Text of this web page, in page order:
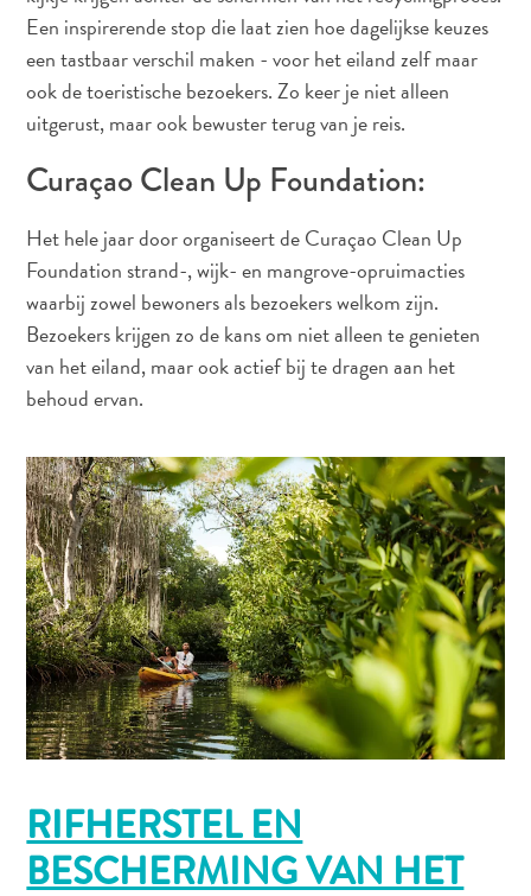
op
Curaçao
FAQs
Digitale
Immigratiekaart
Curaçao
Service
Curaçao
Bezoeken
Een inspirerende stop die laat zien hoe dagelijkse keuzes
een tastbaar verschil maken - voor het eiland zelf maar
ook de toeristische bezoekers. Zo keer je niet alleen
uitgerust, maar ook bewuster terug van je reis.
Curaçao Clean Up Foundation:
Het hele jaar door organiseert de Curaçao Clean Up
Foundation strand-, wijk- en mangrove-opruimacties
waarbij zowel bewoners als bezoekers welkom zijn.
Bezoekers krijgen zo de kans om niet alleen te genieten
van het eiland, maar ook actief bij te dragen aan het
behoud ervan.
RIFHERSTEL EN
BESCHERMING VAN HET